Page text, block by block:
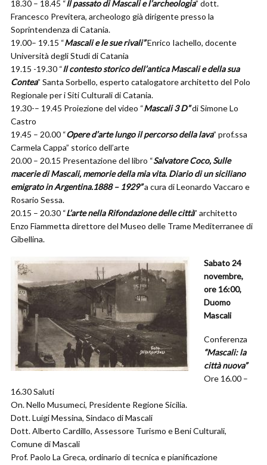
18.30 – 18.45 “Il passato di Mascali e l’archeologia” dott.
Francesco Previtera, archeologo già dirigente presso la
Soprintendenza di Catania.
19.00– 19.15 “Mascali e le sue rivali”Enrico Iachello, docente
Università degli Studi di Catania
19.15 -19.30 “Il contesto storico dell’antica Mascali e della sua
Contea” Santa Sorbello, esperto catalogatore architetto del Polo
Regionale per i Siti Culturali di Catania.
19.30-– 19.45 Proiezione del video “Mascali 3 D”di Simone Lo
Castro
19.45 – 20.00 “Opere d’arte lungo il percorso della lava” prof.ssa
Carmela Cappa” storico dell’arte
20.00 – 20.15 Presentazione del libro “Salvatore Coco, Sulle
macerie di Mascali, memorie della mia vita. Diario di un siciliano
emigrato in Argentina.1888 – 1929”a cura di Leonardo Vaccaro e
Rosario Sessa.
20.15 – 20.30 “L’arte nella Rifondazione delle città” architetto
Enzo Fiammetta direttore del Museo delle Trame Mediterranee di
Gibellina.
Sabato 24
novembre,
ore 16:00,
Duomo
Mascali
Conferenza
“Mascali: la
città nuova”
Ore 16.00 –
16.30 Saluti
On. Nello Musumeci, Presidente Regione Sicilia.
Dott. Luigi Messina, Sindaco di Mascali
Dott. Alberto Cardillo, Assessore Turismo e Beni Culturali,
Comune di Mascali
Prof. Paolo La Greca, ordinario di tecnica e pianificazione